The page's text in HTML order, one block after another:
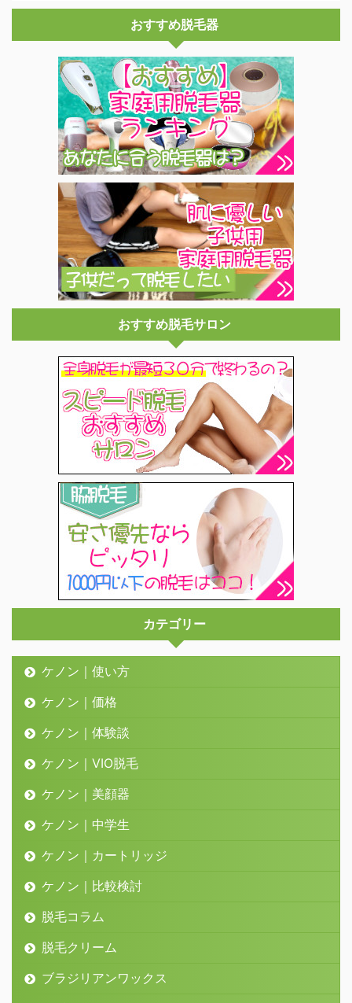
おすすめ脱毛器
おすすめ脱毛サロン
カテゴリー
ケノン｜使い方
ケノン｜価格
ケノン｜体験談
ケノン｜VIO脱毛
ケノン｜美顔器
ケノン｜中学生
ケノン｜カートリッジ
ケノン｜比較検討
脱毛コラム
脱毛クリーム
ブラジリアンワックス